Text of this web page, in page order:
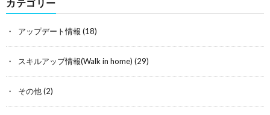
カテゴリー
アップデート情報 (18)
スキルアップ情報(Walk in home) (29)
その他(2)